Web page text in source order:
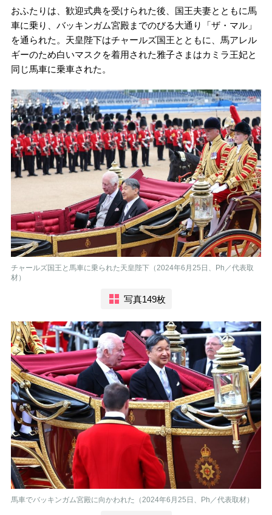
おふたりは、歓迎式典を受けられた後、国王夫妻とともに馬
車に乗り、バッキンガム宮殿までのびる大通り「ザ・マル」
を通られた。天皇陛下はチャールズ国王とともに、馬アレル
ギーのため白いマスクを着用された雅子さまはカミラ王妃と
同じ馬車に乗車された。
チャールズ国王と馬車に乗られた天皇陛下（2024年6月25日、Ph／代表取
材）
写真149枚
馬車でバッキンガム宮殿に向かわれた（2024年6月25日、Ph／代表取材）